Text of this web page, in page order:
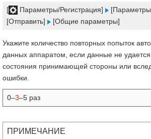
[ Параметры/Регистрация]
[Отправить]
[Общие параметры]
Укажите количество повторных попыток
данных аппаратом, если данные не удается
состояния принимающей стороны или
ошибки.
0–3–5 раз
ПРИМЕЧАНИЕ